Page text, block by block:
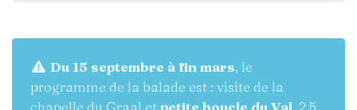
Du 15 septembre à fin mars, le
programme de la balade est : visite de la
chapelle du Graal et petite boucle du Val, 2,5